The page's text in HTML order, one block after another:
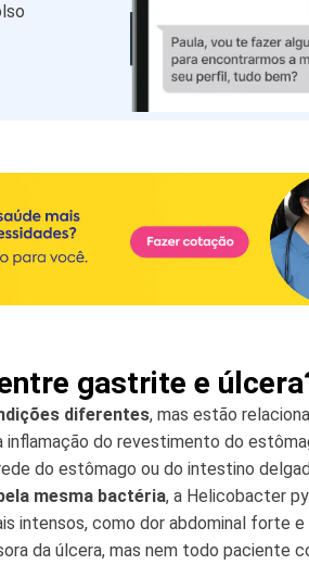
gastrite e
diferentes, mas estão
inflamação do revestimento do
do estômago ou do intestino
mesma bactéria, a Helicobacter
intensos, como dor abdominal forte
da úlcera, mas nem todo paciente